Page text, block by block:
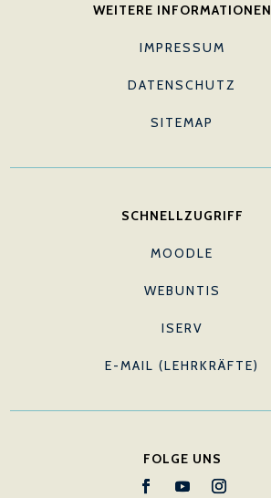
WEITERE INFORMATIONEN
IMPRESSUM
DATENSCHUTZ
SITEMAP
SCHNELLZUGRIFF
MOODLE
WEBUNTIS
ISERV
E-MAIL (LEHRKRÄFTE)
FOLGE UNS